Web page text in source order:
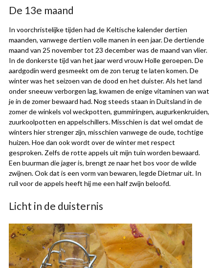
De 13e maand
In voorchristelijke tijden had de Keltische kalender dertien
maanden, vanwege dertien volle manen in een jaar. De dertiende
maand van 25 november tot 23 december was de maand van vlier.
In de donkerste tijd van het jaar werd vrouw Holle geroepen. De
aardgodin werd gesmeekt om de zon terug te laten komen. De
winter was het seizoen van de dood en het duister. Als het land
onder sneeuw verborgen lag, kwamen de enige vitaminen van wat
je in de zomer bewaard had. Nog steeds staan in Duitsland in de
zomer de winkels vol weckpotten, gummiringen, augurkenkruiden,
zuurkoolpotten en appelschillers. Misschien is dat wel omdat de
winters hier strenger zijn, misschien vanwege de oude, tochtige
huizen. Hoe dan ook wordt over de winter met respect
gesproken. Zelfs de rotte appels uit mijn tuin worden bewaard.
Een buurman die jager is, brengt ze naar het bos voor de wilde
zwijnen. Ook dat is een vorm van bewaren, legde Dietmar uit. In
ruil voor de appels heeft hij me een half zwijn beloofd.
Licht in de duisternis